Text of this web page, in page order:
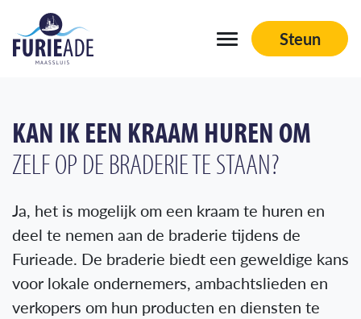
Navigation
Schepen
Aftermovies
Vrienden aan boord
Organisatie
Contact
Steun
KAN IK EEN KRAAM HUREN OM
ZELF OP DE BRADERIE TE STAAN?
Ja, het is mogelijk om een kraam te huren en
deel te nemen aan de braderie tijdens de
Furieade. De braderie biedt een geweldige kans
voor lokale ondernemers, ambachtslieden en
verkopers om hun producten en diensten te